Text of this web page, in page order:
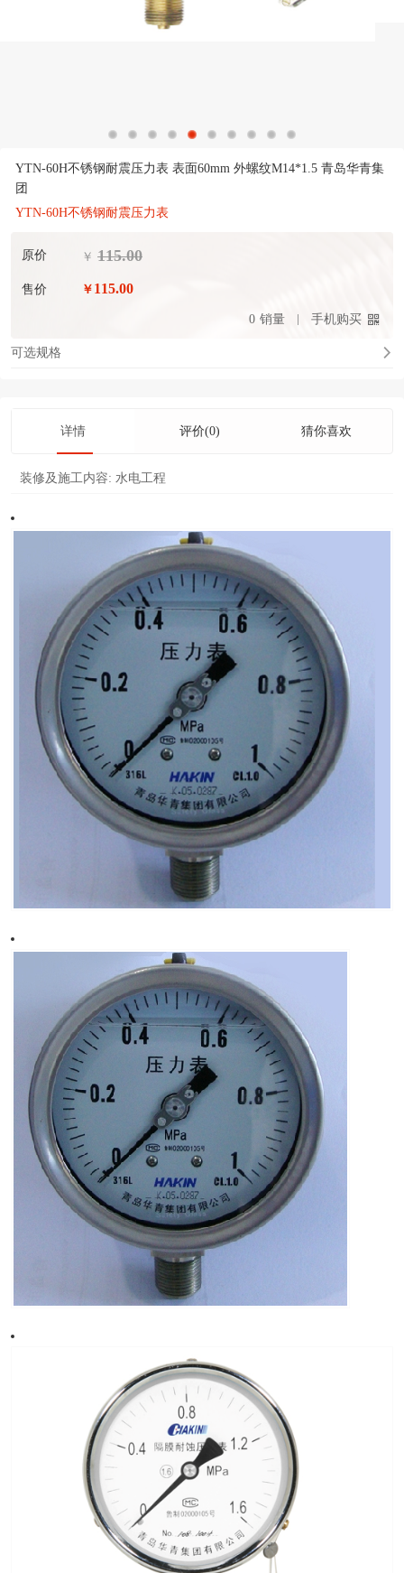
YTN-60H不锈钢耐震压力表 表面60mm 外螺纹M14*1.5 青岛华青集
团
YTN-60H不锈钢耐震压力表
原价 ￥ 115.00
售价 ￥ 115.00
0 销量 手机购买
可选规格
详情 评价(0) 猜你喜欢
装修及施工内容: 水电工程